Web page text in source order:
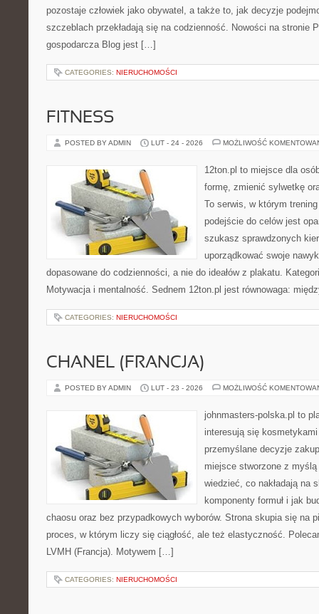
pozostaje człowiek jako obywatel, a także to, jak decyzje
szczeblach przekładają się na codzienność. Nowości na stronie
gospodarcza Blog jest […]
CATEGORIES: NIERUCHOMOŚCI
FITNESS
POSTED BY ADMIN LUT - 24 - 2026 MOŻLIWOŚĆ
12ton.pl to miejsce dla
formę, zmienić sylwetkę
To serwis, w którym
podejście do celów jest
szukasz sprawdzonych
uporządkować swoje
dopasowane do codzienności, a nie do ideałów z plakatu.
Motywacja i mentalność. Sednem 12ton.pl jest równowaga:
CATEGORIES: NIERUCHOMOŚCI
CHANEL (FRANCJA)
POSTED BY ADMIN LUT - 23 - 2026 MOŻLIWOŚĆ
johnmasters-polska.pl to
interesują się
przemyślane decyzje
miejsce stworzone z
wiedzieć, co nakładają na
komponenty formuł i jak
chaosu oraz bez przypadkowych wyborów. Strona skupia się na
proces, w którym liczy się ciągłość, ale też elastyczność.
LVMH (Francja). Motywem […]
CATEGORIES: NIERUCHOMOŚCI